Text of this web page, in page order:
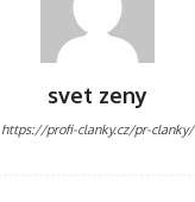
svet zeny
https://profi-clanky.cz/pr-clanky/